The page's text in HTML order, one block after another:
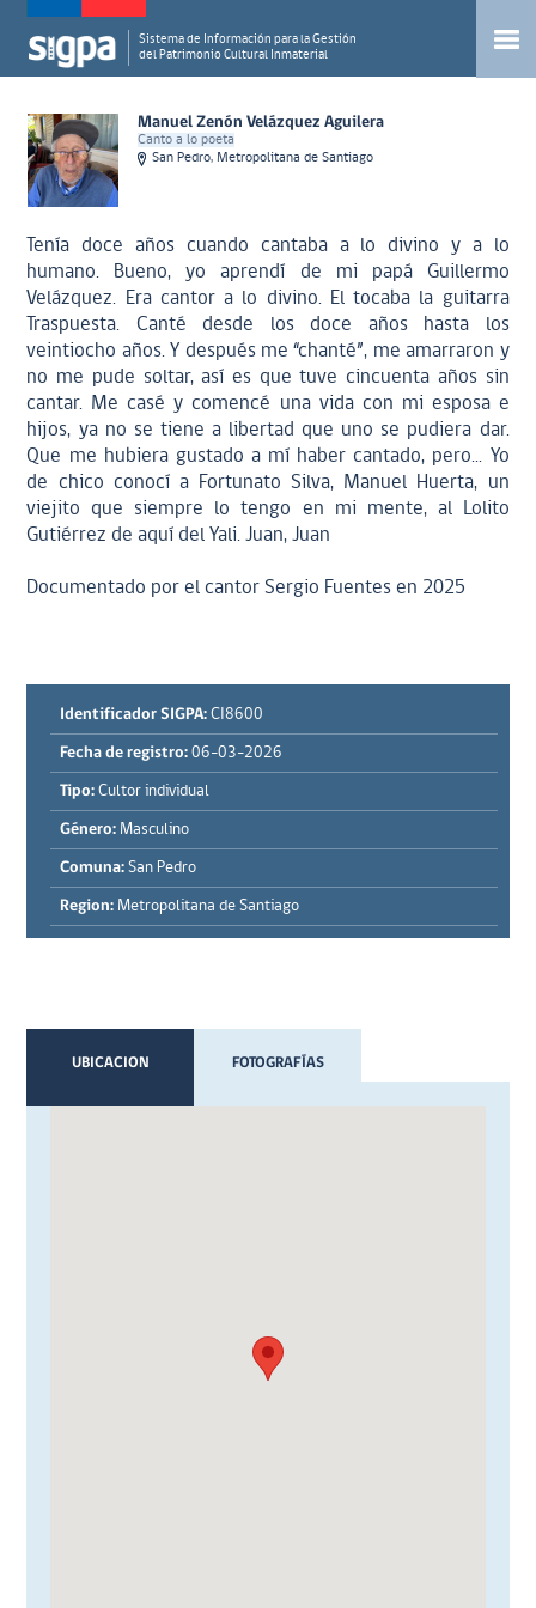
Sistema de Información para la Gestión
del Patrimonio Cultural Inmaterial
Manuel Zenón Velázquez Aguilera
Canto a lo poeta
San Pedro, Metropolitana de Santiago
Tenía doce años cuando cantaba a lo divino y a lo
humano. Bueno, yo aprendí de mi papá Guillermo
Velázquez. Era cantor a lo divino. El tocaba la guitarra
Traspuesta. Canté desde los doce años hasta los
veintiocho años. Y después me “chanté”, me amarraron y
no me pude soltar, así es que tuve cincuenta años sin
cantar. Me casé y comencé una vida con mi esposa e
hijos, ya no se tiene a libertad que uno se pudiera dar.
Que me hubiera gustado a mí haber cantado, pero... Yo
de chico conocí a Fortunato Silva, Manuel Huerta, un
viejito que siempre lo tengo en mi mente, al Lolito
Gutiérrez de aquí del Yali. Juan, Juan
Documentado por el cantor Sergio Fuentes en 2025
Identificador SIGPA: CI8600
Fecha de registro: 06-03-2026
Tipo: Cultor individual
Género: Masculino
Comuna: San Pedro
Region: Metropolitana de Santiago
UBICACION FOTOGRAFÍAS